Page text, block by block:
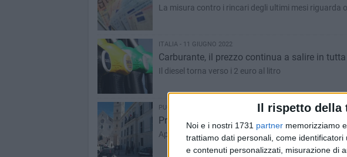
Il rispetto della
Noi e i nostri 1731 partner memorizziamo
trattiamo dati personali, come
e contenuti personalizzati, misurazione di
La misura contro i rincari degli ultimi mesi riguarda
ITALIA - 11 GIUGNO 2022
Carburante, il prezzo continua a salire in
Il diesel torna verso i 2 euro al litro
PUGLIA - 9 GIUGNO 2022
Protezione dal rischio riciclaggio, convegno
Appuntamento al Polo museale di Trani